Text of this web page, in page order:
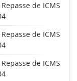
de ICMS
de ICMS
de ICMS